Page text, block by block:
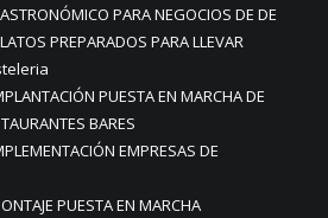
PARA NEGOCIOS DE DE
PREPARADOS PARA LLEVAR
PUESTA EN MARCHA DE
BARES
EMPRESAS DE
PUESTA EN MARCHA